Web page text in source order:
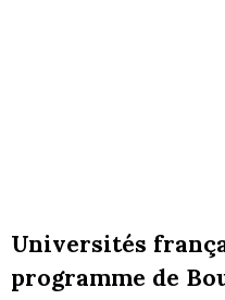
Universités
programme de